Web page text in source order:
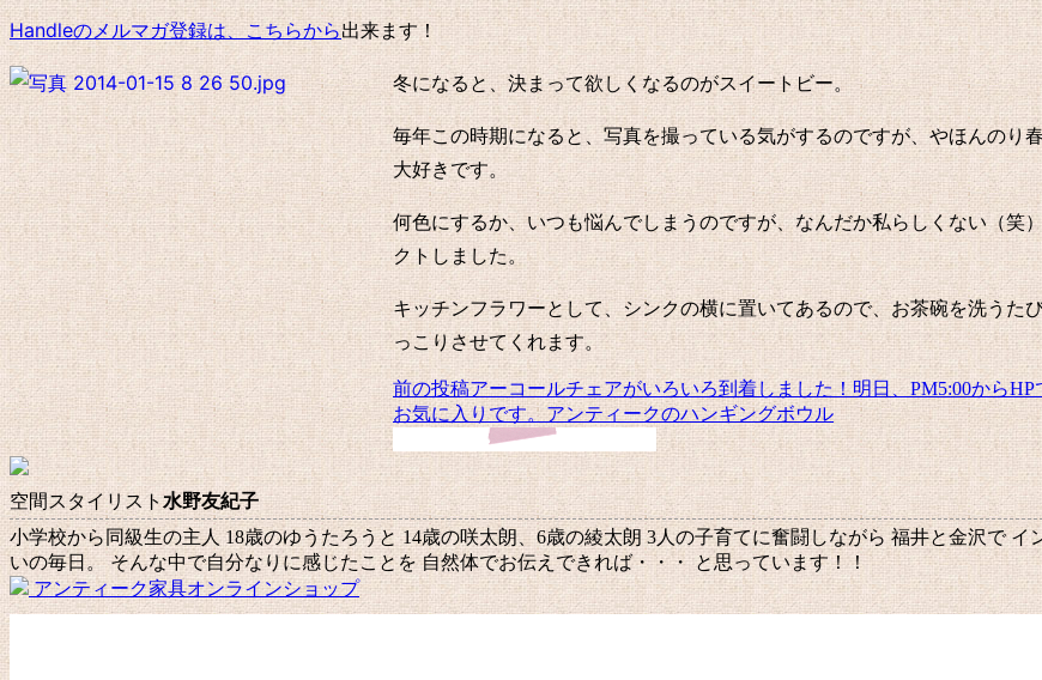
Handleのメルマガ登録は、こちらから出来ます！
冬になると、決まって欲しくなるのがスイートビー。
毎年この時期になると、写真を撮っている気がするのですが、やほんのり
大好きです。
何色にするか、いつも悩んでしまうのですが、なんだか私らしくない（笑
クトしました。
キッチンフラワーとして、シンクの横に置いてあるので、お茶碗を洗うた
っこりさせてくれます。
投
稿
ナ
ビ
ゲ
ー
シ
ョ
前の投稿アーコールチェアがいろいろ到着しました！明日、PM5:00からHP
お気に入りです。アンティークのハンギングボウル
空間スタイリスト水野友紀子
小学校から同級生の主人 18歳のゆうたろうと 14歳の咲太朗、6歳の綾太朗 3人の子育てに奮闘しながら 福井と金沢で
いの毎日。 そんな中で自分なりに感じたことを 自然体でお伝えできれば・・・ と思っています！！
アンティーク家具オンラインショップ